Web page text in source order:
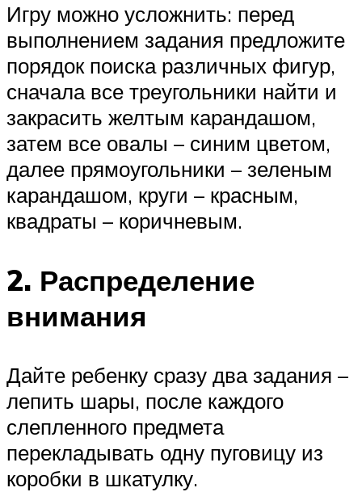
Игру можно усложнить: перед
выполнением задания предложите
порядок поиска различных фигур,
сначала все треугольники найти и
закрасить желтым карандашом,
затем все овалы – синим цветом,
далее прямоугольники – зеленым
карандашом, круги – красным,
квадраты – коричневым.
2. Распределение
внимания
Дайте ребенку сразу два задания –
лепить шары, после каждого
слепленного предмета
перекладывать одну пуговицу из
коробки в шкатулку.